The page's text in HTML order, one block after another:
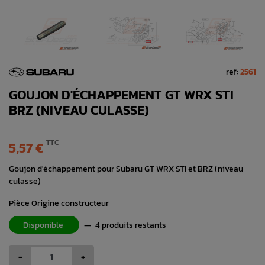
ref:2561
GOUJON D'ÉCHAPPEMENT GT WRX STI
BRZ (NIVEAU CULASSE)
5,57 € TTC
Goujon d'échappement pour Subaru GT WRX STI et BRZ (niveau
culasse)
Pièce Origine constructeur
Disponible
— 4 produits restants
- +